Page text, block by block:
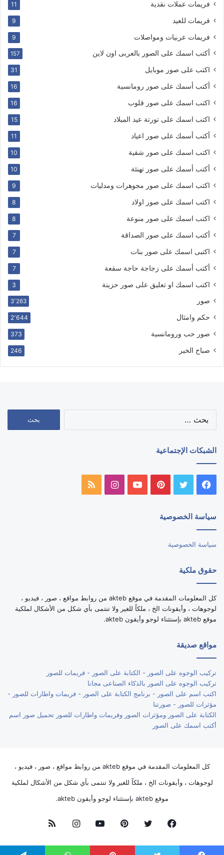
فريمات عملات نقدية 11
فريمات للعيد 9
فريمات عربيات ومواصلات 9
أكتب اسمك على الصور بالعربى اون لاين 157
اكتب على صور موبايل 31
أكتب أسمك على صور رومانسية 16
اكتب اسمك على صور قلوب 16
اكتب اسمك على تورتة عيد الميلاد 15
أكتب أسمك على صور اعياد 11
اكتب اسمك على صور شقية 10
أكتب أسمك على صور تهنئة 10
اكتب اسمك على صور مجوهرات ومدليات 9
اكتب اسمك على صور اولاد 8
اكتب اسمك على صور منوعة 8
أكتب اسمك على صور الصداقة 7
اكتبى اسمك على صور بنات 7
أكتب أسمك على زجاجة حاجة سقعة 7
اكتب اسمك او تعليق على صور حزينة 3
صور 3٬263
حكم وامثال 2٬644
صور حب ورومانسية 373
صباح الخير 246
الشبكات الإجتماعية
فيسبوك تويتر بينتيريستيوتيوبانستقرامملخص
سياسة الخصوصية
سياسة الخصوصية
حقوق ملكية
كل المعلومات المقدمة في موقع akteb من روابط مواقع ، صور ، فيديو ،
لوجوهات ، وأيقونات الخ ، ملكاً للغير ولا تنتمى بأي شكل من الأشكال لملكية
موقع akteb بإستثناء لوجو وأيقون akteb.
مواقع صديقة
تركيب الوجوه على الصور - الكتابة على الصور - فريمات للصور
تركيب الوجوه على الصور بالذكاء الصناعى مجانا
اكتب اسم على الصور - برنامج الكتابة على الصور - فريمات واطارات للصور -
مؤثرات للصور - صورتنا
الكتابة على الصور ومؤثرات الصور وفريمات واطارات للصور تحميل صور اسم
أكتب اسمك على الصور
كل المعلومات المقدمة في موقع akteb من روابط مواقع ، صور ، فيديو ،
لوجوهات ، وأيقونات الخ ، ملكاً للغير ولا تنتمى بأي شكل من الأشكال لملكية
موقع akteb بإستثناء لوجو وأيقون akteb.
فيسبوك تويتر بينتيريستيوتيوبانستقرامملخص
الموقع